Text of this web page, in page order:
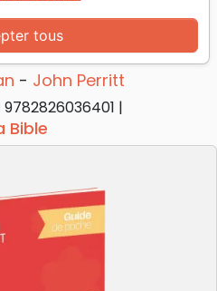
- John Perritt
9782826036401
Bible
tous